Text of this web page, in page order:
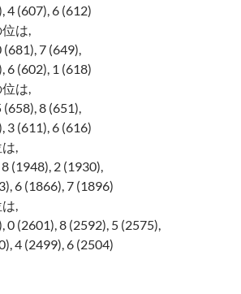
4 (607), 6 (612)
は,
7 (649),
6 (602), 1 (618)
は,
8 (651),
3 (611), 6 (616)
,
(1948), 2 (1930),
6 (1866), 7 (1896)
,
0 (2601), 8 (2592), 5 (2575),
4 (2499), 6 (2504)